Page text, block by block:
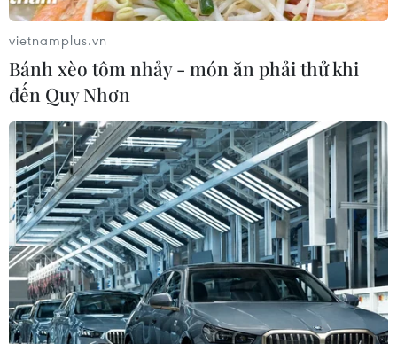
vietnamplus.vn
Bánh xèo tôm nhảy - món ăn phải thử khi
đến Quy Nhơn